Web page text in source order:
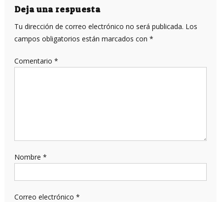
entradas
Deja una respuesta
Tu dirección de correo electrónico no será publicada. Los
campos obligatorios están marcados con *
Comentario *
Nombre *
Correo electrónico *